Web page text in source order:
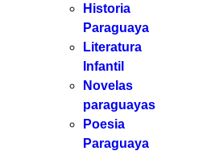
Historia
Paraguaya
Literatura
Infantil
Novelas
paraguayas
Poesia
Paraguaya